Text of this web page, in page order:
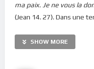
ma paix. Je ne vous la
(Jean 14. 27). Dans une
compare sa paix à celle
SHOW MORE